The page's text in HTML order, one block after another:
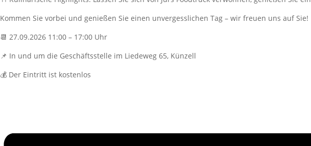
Kommen Sie vorbei und genießen Sie einen unvergesslichen Tag – wir freuen uns auf Sie!
📆 27.09.2026 11:00 – 17:00 Uhr
📌 In und um die Geschäftsstelle im Liedeweg 65, Künzell
💰 Der Eintritt ist kostenlos